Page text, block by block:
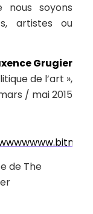
nous soyons
artistes ou
Grugier
de l’art »,
/ mai 2015
de The